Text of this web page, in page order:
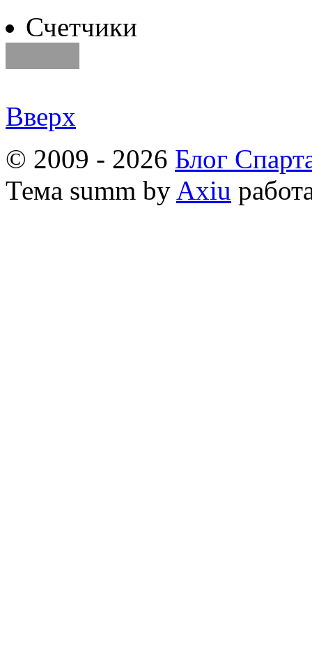
Счетчики
Вверх
© 2009 - 2026 Блог
Тема summ by Axiu